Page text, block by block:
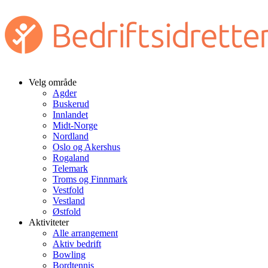
Velg område
Agder
Buskerud
Innlandet
Midt-Norge
Nordland
Oslo og Akershus
Rogaland
Telemark
Troms og Finnmark
Vestfold
Vestland
Østfold
Aktiviteter
Alle arrangement
Aktiv bedrift
Bowling
Bordtennis